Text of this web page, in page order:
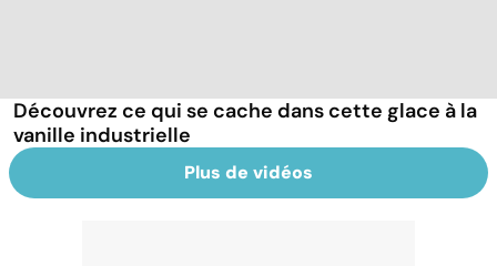
Découvrez ce qui se cache dans cette glace à la
vanille industrielle
Plus de vidéos